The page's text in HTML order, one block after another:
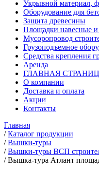
Укрывной материал,
Оборудование для
Защита древесины
Площадки навесные
Мусоропровод
Грузоподъемное
Средства крепления
Аренда
ГЛАВНАЯ
О компании
Доставка и оплата
Акции
Контакты
Главная
/Каталог продукции
/Вышки-туры
/Вышки-туры ВСП
/Вышка-тура Атлант